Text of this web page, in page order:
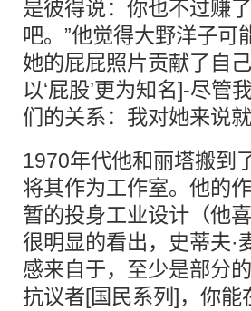
是彼得说：你也不过赚
吧。”他觉得大野洋子可
她的屁屁照片贡献了自
以‘屁股’更为知名]-尽
们的关系：我对她来说
1970年代他和丽塔搬到
将其作为工作室。他的
暂的投身工业设计（他
很明显的看出，史蒂夫·
感来自于，至少是部分
抗议者[国民系列]，你